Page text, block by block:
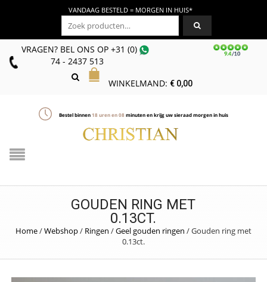
VANDAAG BESTELD = MORGEN IN HUIS*
Zoeken naar:
VRAGEN? BEL ONS OP+31 (0)
74 - 2437 513
WINKELMAND: €0,00
Bestel binnen18uren en08minuten en krijg uw sieraad morgen in huis
GOUDEN RING MET
0.13CT.
Home/Webshop/ Ringen /Geel gouden ringen /Gouden ring met
0.13ct.